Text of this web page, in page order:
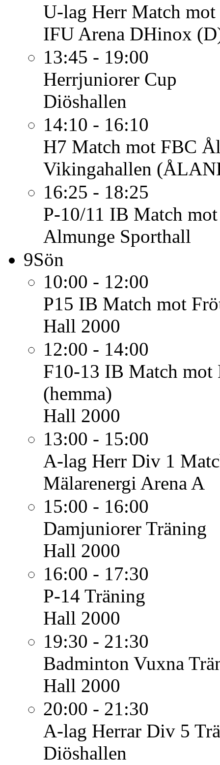
U-lag Herr Match
IFU Arena DHinox
13:45 - 19:00
Herrjuniorer Cup
Diöshallen
14:10 - 16:10
H7 Match mot FBC
Vikingahallen
16:25 - 18:25
P-10/11 IB Match
Almunge Sporthall
9Sön
10:00 - 12:00
P15 IB Match mot
Hall 2000
12:00 - 14:00
F10-13 IB Match
(hemma)
Hall 2000
13:00 - 15:00
A-lag Herr Div 1
Mälarenergi Arena A
15:00 - 16:00
Damjuniorer Träning
Hall 2000
16:00 - 17:30
P-14 Träning
Hall 2000
19:30 - 21:30
Badminton Vuxna
Hall 2000
20:00 - 21:30
A-lag Herrar Div 5
Diöshallen